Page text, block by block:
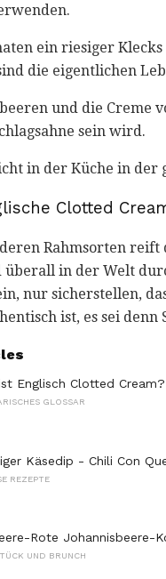
ein riesiger
die eigentlichen
und die Creme
sein wird.
in der Küche in der
Clotted
Rahmsorten
in der Welt
nur sicherstellen,
ist, es sei denn
Englisch Clotted Cream?
GLOSSAR
Käsedip - Chili Con
REZEPTE
Rote Johannisbeere-
UND BRUNCH